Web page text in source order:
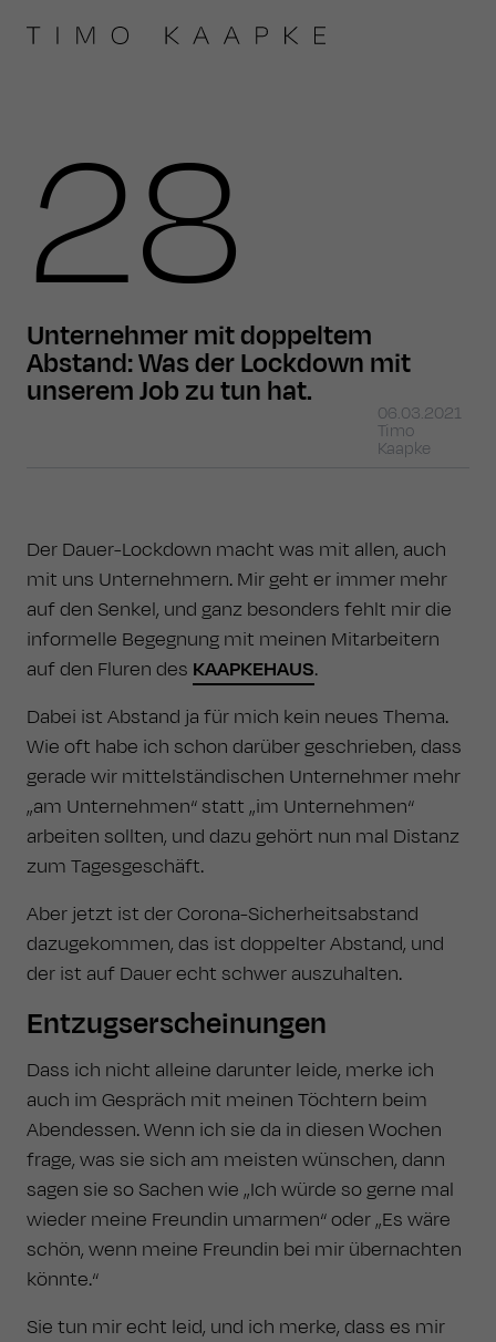
28
Unternehmer mit doppeltem
Abstand: Was der Lockdown mit
unserem Job zu tun hat.
06.03.2021
Timo
Kaapke
Der Dauer-Lockdown macht was mit allen, auch
mit uns Unternehmern. Mir geht er immer mehr
auf den Senkel, und ganz besonders fehlt mir die
informelle Begegnung mit meinen Mitarbeitern
auf den Fluren des KAAPKEHAUS.
Dabei ist Abstand ja für mich kein neues Thema.
Wie oft habe ich schon darüber geschrieben, dass
gerade wir mittelständischen Unternehmer mehr
„am Unternehmen“ statt „im Unternehmen“
arbeiten sollten, und dazu gehört nun mal Distanz
zum Tagesgeschäft.
Aber jetzt ist der Corona-Sicherheitsabstand
dazugekommen, das ist doppelter Abstand, und
der ist auf Dauer echt schwer auszuhalten.
Entzugserscheinungen
Dass ich nicht alleine darunter leide, merke ich
auch im Gespräch mit meinen Töchtern beim
Abendessen. Wenn ich sie da in diesen Wochen
frage, was sie sich am meisten wünschen, dann
sagen sie so Sachen wie „Ich würde so gerne mal
wieder meine Freundin umarmen“ oder „Es wäre
schön, wenn meine Freundin bei mir übernachten
könnte.“
Sie tun mir echt leid, und ich merke, dass es mir